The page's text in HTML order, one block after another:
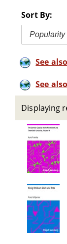
Sort By:
Popularity
See
See
Displaying